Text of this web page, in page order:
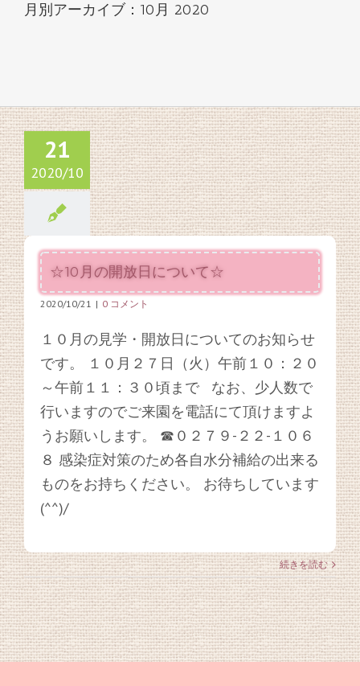
月別アーカイブ： 10月 2020
21
2020/10
☆10月の開放日について☆
2020/10/21 | 0 コメント
１０月の見学・開放日についてのお知らせ
です。 １０月２７日（火）午前１０：２０
～午前１１：３０頃まで なお、少人数で
行いますのでご来園を電話にて頂けますよ
うお願いします。 ☎０２７９-２２-１０６
８ 感染症対策のため各自水分補給の出来る
ものをお持ちください。 お待ちしています
(^^)/
続きを読む